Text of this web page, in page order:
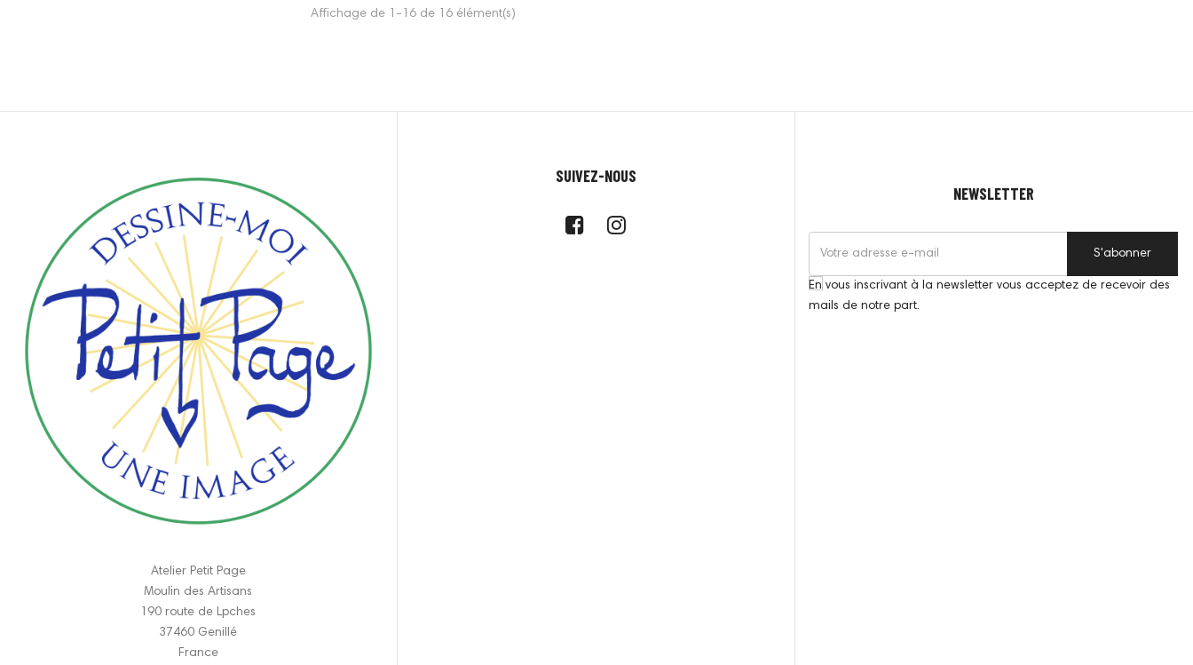
Affichage de 1-16 de 16 élément(s)
Atelier Petit Page
Moulin des Artisans
190 route de Lpches
37460 Genillé
France
SUIVEZ-NOUS
NEWSLETTER
S'abonner
En vous inscrivant à la newsletter vous acceptez de recevoir des
mails de notre part.